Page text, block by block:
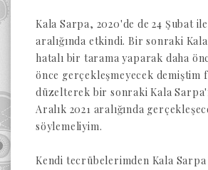
Kala Sarpa, 2020'de de 24 Şubat
aralığında etkindi. Bir sonraki
hatalı bir tarama yaparak daha
önce gerçekleşmeyecek demiştim
düzelterek bir sonraki Kala
Aralık 2021 aralığında
söylemeliyim.
Kendi tecrübelerimden Kala